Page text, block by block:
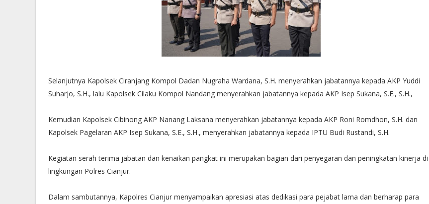
Selanjutnya Kapolsek Ciranjang Kompol Dadan Nugraha Wardana, S.H. menyerahkan jabatannya kepada AKP Yuddi
Suharjo, S.H., lalu Kapolsek Cilaku Kompol Nandang menyerahkan jabatannya kepada AKP Isep Sukana, S.E., S.H.,
Kemudian Kapolsek Cibinong AKP Nanang Laksana menyerahkan jabatannya kepada AKP Roni Romdhon, S.H. dan
Kapolsek Pagelaran AKP Isep Sukana, S.E., S.H., menyerahkan jabatannya kepada IPTU Budi Rustandi, S.H.
Kegiatan serah terima jabatan dan kenaikan pangkat ini merupakan bagian dari penyegaran dan peningkatan kinerja di
lingkungan Polres Cianjur.
Dalam sambutannya, Kapolres Cianjur menyampaikan apresiasi atas dedikasi para pejabat lama dan berharap para